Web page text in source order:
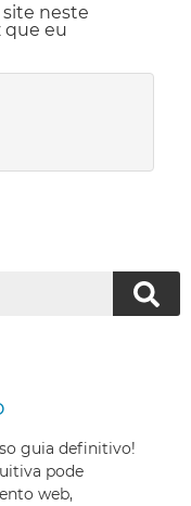
neste
que eu
guia definitivo!
pode
web,